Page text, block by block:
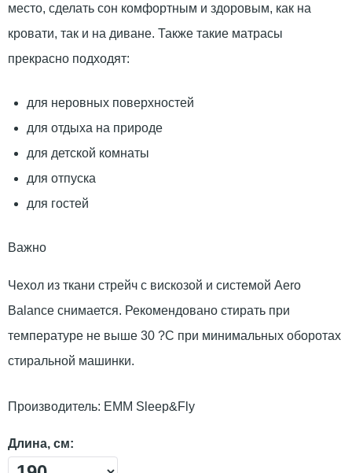
место, сделать сон комфортным и здоровым, как на
кровати, так и на диване. Также такие матрасы
прекрасно подходят:
для неровных поверхностей
для отдыха на природе
для детской комнаты
для отпуска
для гостей
Важно
Чехол из ткани стрейч с вискозой и системой Aero
Balance снимается. Рекомендовано стирать при
температуре не выше 30 ?С при минимальных оборотах
стиральной машинки.
Производитель: ЕММ Sleep&Fly
Длина, см: